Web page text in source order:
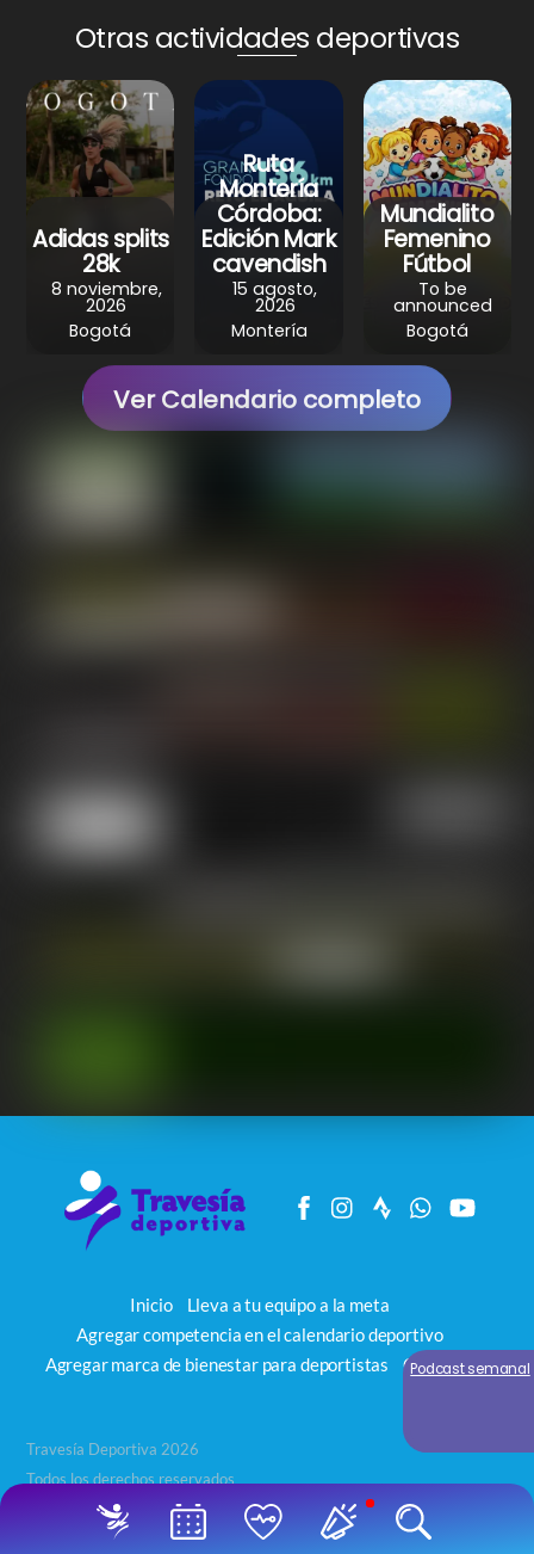
t
s
A
p
p
e
b
o
o
k
t
e
r
e
s
t
e
g
a
m
r
e
Otras actividades deportivas
Adidas splits
28k
8 noviembre,
2026
Bogotá
Ruta
Montería
Córdoba:
Edición Mark
cavendish
15 agosto,
2026
Montería
Mundialito
Femenino
Fútbol
To be
announced
Bogotá
Ver Calendario completo
Inicio
Lleva a tu equipo a la meta
Agregar competencia en el calendario deportivo
Agregar marca de bienestar para deportistas
Contacto
Travesía Deportiva 2026
Todos los derechos reservados
Podcast semanal